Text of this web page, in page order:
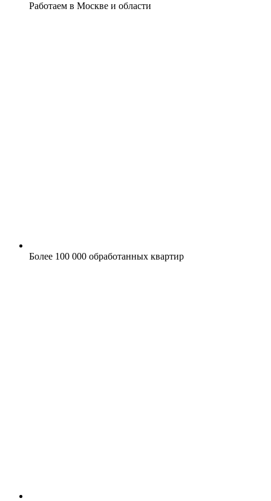
Работаем в Москве и области
Более 100 000 обработанных квартир